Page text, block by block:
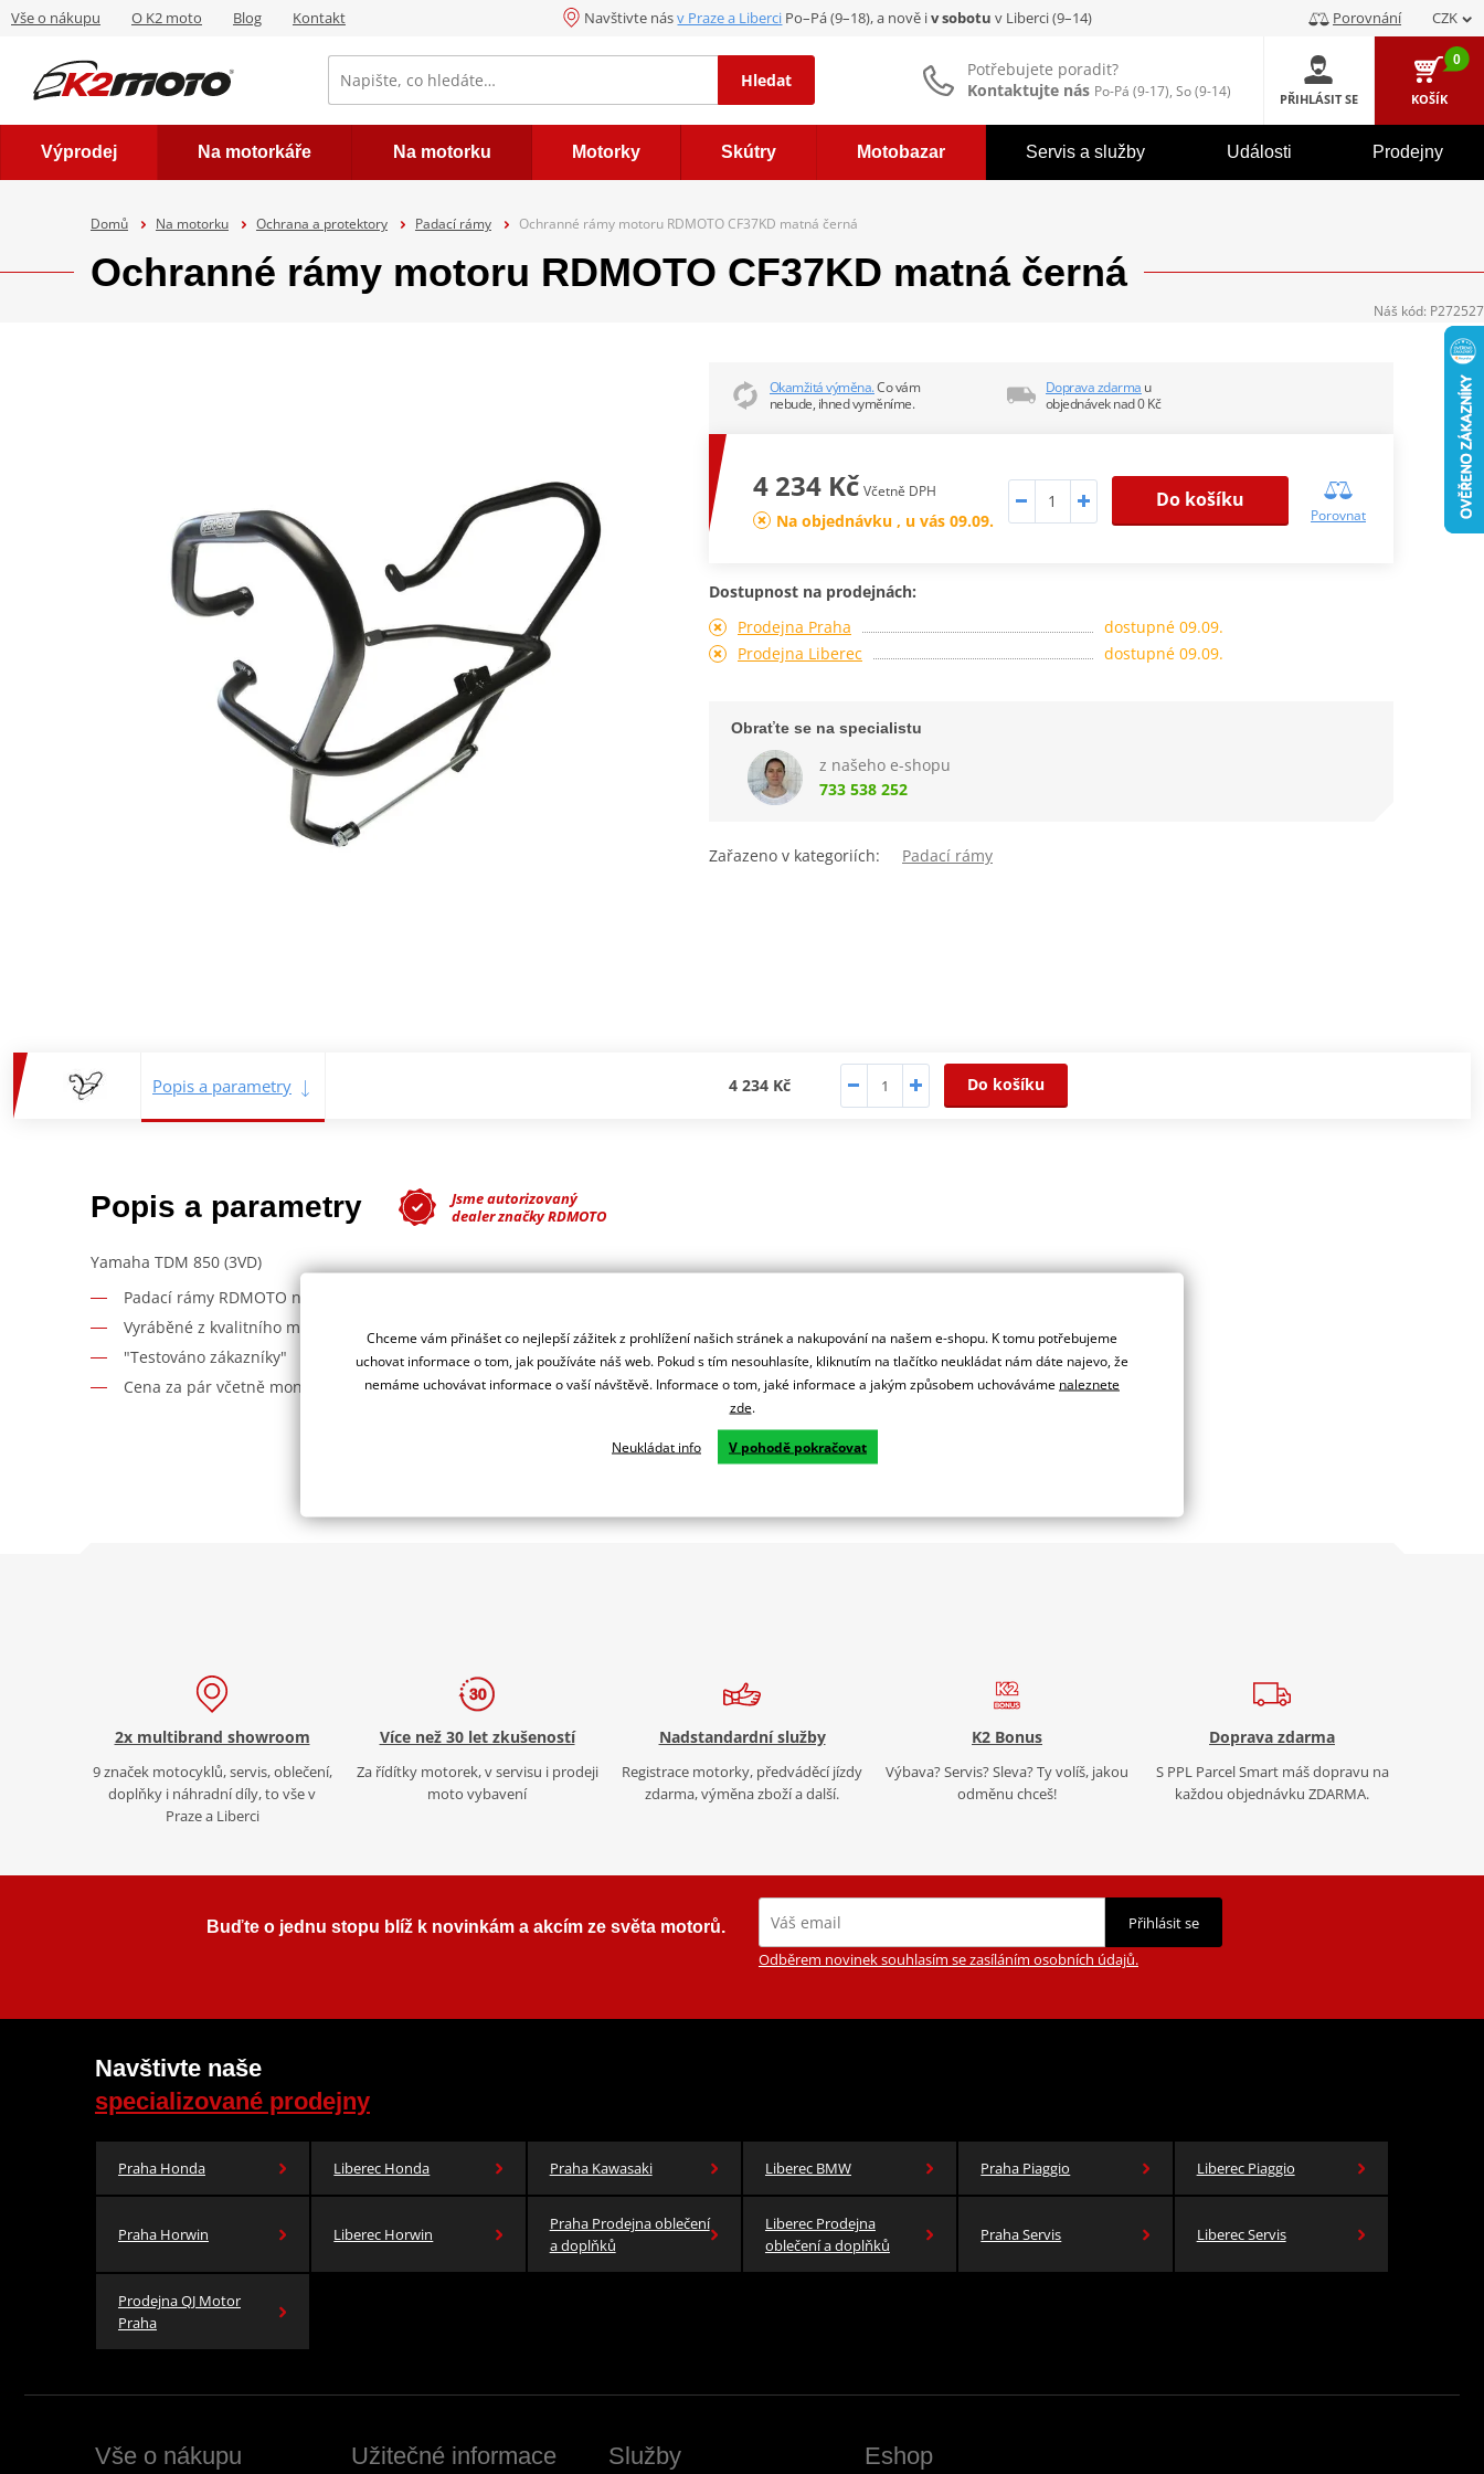
Vše o nákupu O K2 moto Blog Kontakt Navštivte násv Praze a Liberci Po–Pá (9–18), a nově iv sobotu v Liberci (9–14) Porovnání CZK
Hledat
Potřebujete poradit?
Kontaktujte nás Po-Pá (9-17), So (9-14) PŘIHLÁSIT SE
0
KOŠÍK
Výprodej Na motorkáře Na motorku Motorky Skútry Motobazar Servis a služby Události Prodejny
Domů Na motorku Ochrana a protektory Padací rámy Ochranné rámy motoru RDMOTO CF37KD matná černá
Ochranné rámy motoru RDMOTO CF37KD matná černá
Okamžitá výměna.Co vám
nebude, ihned vyměníme.
Doprava zdarma u
objednávek nad 0 Kč
4 234 Kč Včetně DPH
Na objednávku , u vás 09.09.
Do košíku
Porovnat
Dostupnost na prodejnách:
Prodejna Praha
dostupné 09.09.
Prodejna Liberec
dostupné 09.09.
Obraťte se na specialistu
z našeho e-shopu
733 538 252
Zařazeno v kategoriích: Padací rámy
Popis a parametry 4 234 Kč Do košíku
Popis a parametry
Jsme autorizovaný
dealer značky RDMOTO
Yamaha TDM 850 (3VD)
Padací rámy RDMOTO nabízí maximální ochranu Vašeho motocyklu.
Vyráběné z kvalitního materiálu.
"Testováno zákazníky"
Cena za pár včetně montážní sady.
Náš kód: P272527
2x multibrand showroom
9 značek motocyklů, servis, oblečení,
doplňky i náhradní díly, to vše v
Praze a Liberci
Více než 30 let zkušeností
Za řídítky motorek, v servisu i prodeji
moto vybavení
Nadstandardní služby
Registrace motorky, předváděcí jízdy
zdarma, výměna zboží a další.
K2 Bonus
Výbava? Servis? Sleva? Ty volíš, jakou
odměnu chceš!
Doprava zdarma
S PPL Parcel Smart máš dopravu na
každou objednávku ZDARMA.
Buďte o jednu stopu blíž k novinkám a akcím ze světa motorů.
Přihlásit se
Odběrem novinek souhlasím se zasíláním osobních údajů.
Navštivte naše
specializované prodejny
Praha Honda Liberec Honda Praha Kawasaki Liberec BMW Praha Piaggio Liberec Piaggio
Praha Horwin Liberec Horwin
Praha Prodejna oblečení
a doplňků
Liberec Prodejna
oblečení a doplňků
Praha Servis Liberec Servis
Prodejna QJ Motor
Praha
Vše o nákupu Užitečné informace Služby Eshop
Chceme vám přinášet co nejlepší zážitek z prohlížení našich stránek a nakupování na našem e-shopu. K tomu potřebujeme
uchovat informace o tom, jak používáte náš web. Pokud s tím nesouhlasíte, kliknutím na tlačítko neukládat nám dáte najevo, že
nemáme uchovávat informace o vaší návštěvě. Informace o tom, jaké informace a jakým způsobem uchováváme naleznete
zde.
Neukládat info V pohodě pokračovat